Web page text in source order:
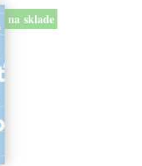
na sklade